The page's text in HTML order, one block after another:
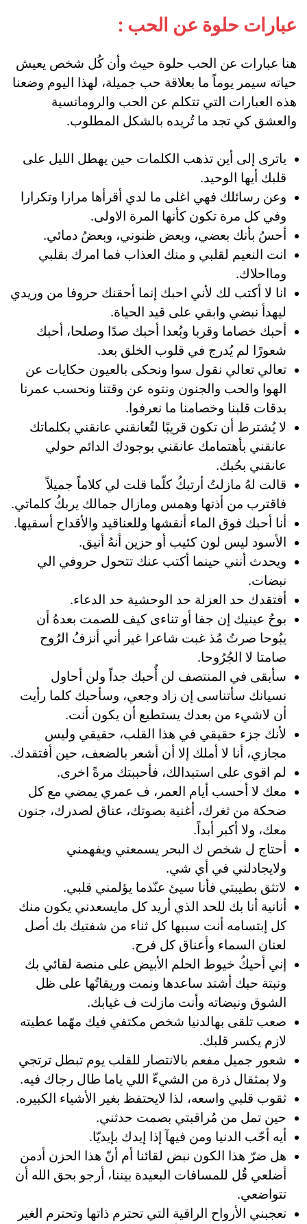
عبارات حلوة عن الحب :
هنا عبارات عن الحب حلوة حيث وأن كُل شخص يعيش
حياته سيمر يوماً ما بعلاقة حب جميلة، لهذا اليوم وضعنا
هذه العبارات التي تتكلم عن الحب والرومانسية
والعشق كي تجد ما تُريده بالشكل المطلوب.
ياترى إلى أين تذهب الكلمات حين يهطل الليل على
قلبك أيها الوحيد.
وعن رسائلك فهي اغلى ما لدي أقرأها مرارا وتكرارا
وفي كل مرة تكون كأنها المرة الاولى.
أحسُ بأنك بعضي، وبعض ظنوني، وبعضُ دمائي.
انت النعيم لقلبي و منك العذاب فما امرك بقلبي
ومااحلاك.
انا لا أكتب لك لأني احبك إنما أحقنك حروفا من وريدي
ليهدأ نبضي وابقي على قيد الحياة.
أحبك خصاما وقربا وبُعدا أحبك صدًا وصلحا، أحبك
شعورًا لم يُدرج في قلوب الخلق بعد.
تعالي تعالي نقول سوا ونحكى بالعيون حكايات عن
الهوا والحب والجنون ونتوه عن وقتنا ونحسب عمرنا
بدقات قلبنا وخصامنا ما نعرفوا.
لا يُشترط أن تكون قريبًا لتُعانقني عانقني بكلماتك
عانقني بأهتمامك عانقني بوجودك الدائم حولي
عانقني بحُبك.
قالت لهُ مازلتُ أرتبكُ كلّما قلت لي كلاماً جميلاً
فاقترب من أذنها وهمس ومازال جمالك يربكُ كلماتي.
أنا أحبك فوق الماء أنقشها وللعناقيد والأقداح أسقيها.
الأسود ليس لون كئيب أو حزين أنهُ أنيق.
ويحدث أنني حينما أكتب عنك تتحول حروفي الي
نبضات.
أفتقدك حد العزلة حد الوحشية حد الدعاء.
بوحُ عينيك إن جفا أو تناءى كيف للصمت بعدهُ أن
يبُوحا صرتُ مُذ غبت شاعرا غير أني أنزفُ الرُوح
صامتا لا الجُرُوحا.
سأبقى في المنتصف لن أُحبك جداً ولن أحاول
نسيانك سأتناسى إن زاد وجعي، وسأحبك كلما رأيت
أن لاشيء من بعدك يستطيع أن يكون أنت.
لأنك جزء حقيقي في هذا القلب، حقيقي وليس
مجازي، أنا لا أملك إلا أن أشعر بالضعف، حين أفتقدك.
لم اقوى على استبدالك، فأحببتك مرةً اخرى.
معك لا أحسب أيام العمر، ف عمري يمضي مع كل
ضحكة من ثغرك، أغنية بصوتك، عناق لصدرك، جنون
معك، ولا أكبر أبداً.
أحتاج ل شخص ك البحر يسمعني ويفهمني
ولايجادلني في أي شي.
لاتثق بطيبتي فأنا سيئ عنّدما يؤلمني قلبي.
أنانية أنا بك للحد الذي أريد كل مايسعدني يكون منك
كل إبتسامه أنت سببها كل ثناء من شفتيك بك أصل
لعنان السماء وأعناق كل فرح.
إني أحيكُ خيوط الحلم الأبيض على منصة لقائي بك
ونبتة حبك أشتد ساعدها ونمت وريقاتُها على ظل
الشوق ونبضاته وأنت مازلت ف غيابك.
صعب تلقى بهالدنيا شخص مكتفي فيك مهّما عطيته
لازم يكسر قلبك.
شعور جميل مفعم بالانتصار للقلب يوم تبطل ترتجي
ولا بمثقال ذرة من الشيءّ اللي ياما طال رجاك فيه.
ثقوب قلبي واسعه، لذا لايحتفظ بغير الأشياء الكبيره.
حين تمل من مُراقبتي بصمت حدثني.
أيه أحّب الدنيا ومن فيهآ إذا إيدك بإيديّا.
هل ضرّ هذا الكون نبض لقائنا أم أنّ هذا الحزن أدمن
أضلعي قُل للمسافات البعيدة بيننا، أرجو بحق الله أن
تتواضعي.
تعجبني الأرواح الراقية التي تحترم ذاتها وتحترم الغير